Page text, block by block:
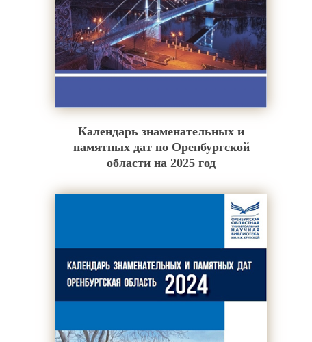
Календарь знаменательных и
памятных дат по Оренбургской
области на 2025 год